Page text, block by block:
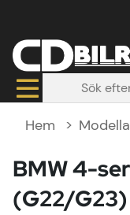
Hem
BMW 4-
(G22/G23)